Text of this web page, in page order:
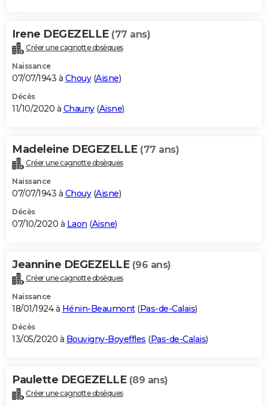
Irene DEGEZELLE (77 ans)
Créer une cagnotte obsèques
Naissance
07/07/1943 à Chouy(Aisne)
Décès
11/10/2020 à Chauny(Aisne)
Madeleine DEGEZELLE (77 ans)
Créer une cagnotte obsèques
Naissance
07/07/1943 à Chouy(Aisne)
Décès
07/10/2020 à Laon (Aisne)
Jeannine DEGEZELLE (96 ans)
Créer une cagnotte obsèques
Naissance
18/01/1924 à Hénin-Beaumont(Pas-de-Calais)
Décès
13/05/2020 à Bouvigny-Boyeffles (Pas-de-Calais)
Paulette DEGEZELLE (89 ans)
Créer une cagnotte obsèques